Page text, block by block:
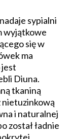
sypialni
wyjątkowe
się w
ma
Diuna.
tkaniną
nietuzinkową
i naturalnej
został ładnie